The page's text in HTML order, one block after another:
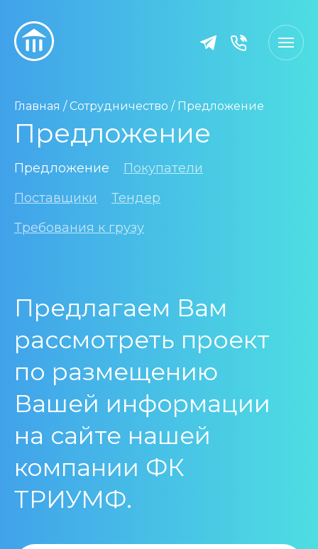
Главная /Сотрудничество / Предложение
Предложение
Предложение
Покупатели
Поставщики
Тендер
Требования к грузу
Предлагаем Вам
рассмотреть проект
по размещению
Вашей информации
на сайте нашей
компании ФК
ТРИУМФ.